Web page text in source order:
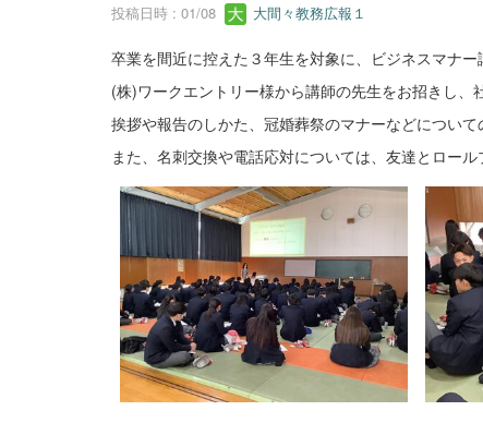
投稿日時 : 01/08 大間々教務広報１
卒業を間近に控えた３年生を対象に、ビジネスマナー
(株)ワークエントリー様から講師の先生をお招きし、
挨拶や報告のしかた、冠婚葬祭のマナーなどについ
また、名刺交換や電話応対については、友達とロー